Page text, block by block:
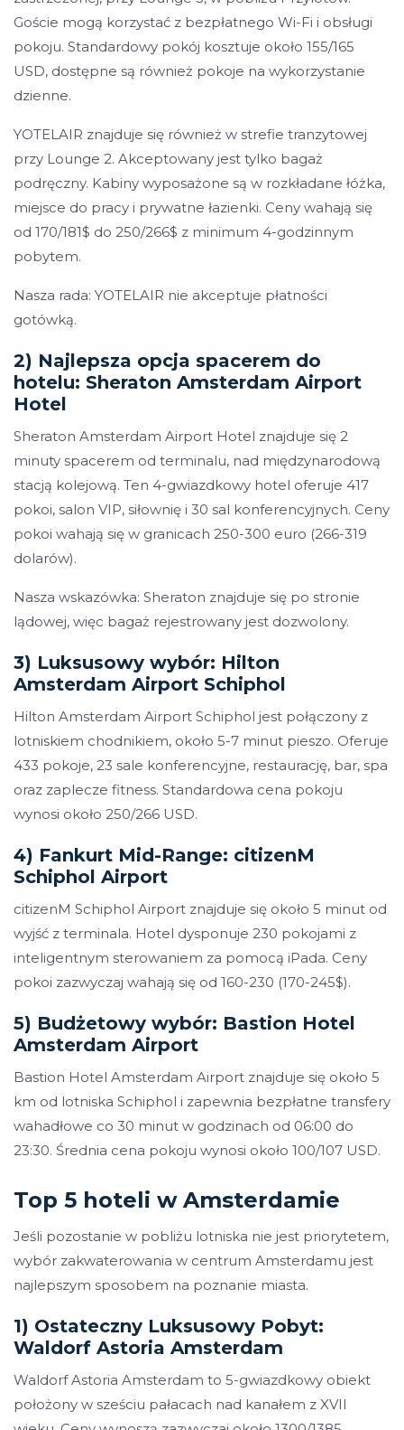
Goście mogą korzystać z bezpłatnego Wi-Fi i obsługi
pokoju. Standardowy pokój kosztuje około 155/165
USD, dostępne są również pokoje na wykorzystanie
dzienne.
YOTELAIR znajduje się również w strefie tranzytowej
przy Lounge 2. Akceptowany jest tylko bagaż
podręczny. Kabiny wyposażone są w rozkładane łóżka,
miejsce do pracy i prywatne łazienki. Ceny wahają się
od 170/181$ do 250/266$ z minimum 4-godzinnym
pobytem.
Nasza rada: YOTELAIR nie akceptuje płatności
gotówką.
2) Najlepsza opcja spacerem do
hotelu: Sheraton Amsterdam Airport
Hotel
Sheraton Amsterdam Airport Hotel znajduje się 2
minuty spacerem od terminalu, nad międzynarodową
stacją kolejową. Ten 4-gwiazdkowy hotel oferuje 417
pokoi, salon VIP, siłownię i 30 sal konferencyjnych. Ceny
pokoi wahają się w granicach 250-300 euro (266-319
dolarów).
Nasza wskazówka: Sheraton znajduje się po stronie
lądowej, więc bagaż rejestrowany jest dozwolony.
3) Luksusowy wybór: Hilton
Amsterdam Airport Schiphol
Hilton Amsterdam Airport Schiphol jest połączony z
lotniskiem chodnikiem, około 5-7 minut pieszo. Oferuje
433 pokoje, 23 sale konferencyjne, restaurację, bar, spa
oraz zaplecze fitness. Standardowa cena pokoju
wynosi około 250/266 USD.
4) Fankurt Mid-Range: citizenM
Schiphol Airport
citizenM Schiphol Airport znajduje się około 5 minut od
wyjść z terminala. Hotel dysponuje 230 pokojami z
inteligentnym sterowaniem za pomocą iPada. Ceny
pokoi zazwyczaj wahają się od 160-230 (170-245$).
5) Budżetowy wybór: Bastion Hotel
Amsterdam Airport
Bastion Hotel Amsterdam Airport znajduje się około 5
km od lotniska Schiphol i zapewnia bezpłatne transfery
wahadłowe co 30 minut w godzinach od 06:00 do
23:30. Średnia cena pokoju wynosi około 100/107 USD.
Top 5 hoteli w Amsterdamie
Jeśli pozostanie w pobliżu lotniska nie jest priorytetem,
wybór zakwaterowania w centrum Amsterdamu jest
najlepszym sposobem na poznanie miasta.
1) Ostateczny Luksusowy Pobyt:
Waldorf Astoria Amsterdam
Waldorf Astoria Amsterdam to 5-gwiazdkowy obiekt
położony w sześciu pałacach nad kanałem z XVII